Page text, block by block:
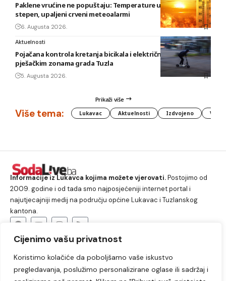
Cijenimo vašu privatnost
Koristimo kolačiće da poboljšamo vaše iskustvo
pregledavanja, poslužimo personalizirane oglase ili sadržaj i
Paklene vrućine ne popuštaju: Temperature u BiH i do 41
stepen, upaljeni crveni meteoalarmi
6. Augusta 2026.
Aktuelnosti
Pojačana kontrola kretanja bicikala i električnih romobila u
pješačkim zonama grada Tuzla
5. Augusta 2026.
Prikaži više
Više tema: Lukavac Aktuelnosti Izdvojeno
Informacije iz Lukavca kojima možete vjerovati.Postojimo od
2009. godine i od tada smo najposjećeniji internet portal i
najutjecajniji medij na području općine Lukavac i Tuzlanskog
kantona.
Lukavac Društvo Crna hronika
Sport
Kultura
Kolumne Slobodno vrijeme